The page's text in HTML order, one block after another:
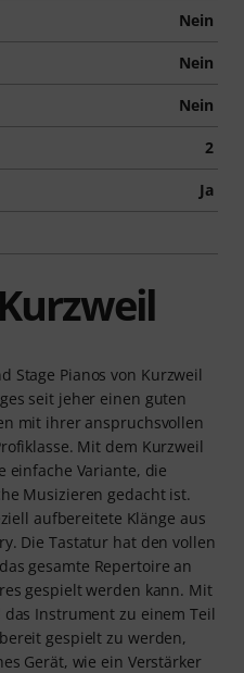
Nein
Nein
Nein
2
Ja
Stage Pianos von Kurzweil
seit jeher einen guten
mit ihrer anspruchsvollen
Mit dem Kurzweil
einfache Variante, die
Musizieren gedacht ist.
aufbereitete Klänge aus
Die Tastatur hat den vollen
gesamte Repertoire an
gespielt werden kann. Mit
Instrument zu einem Teil
gespielt zu werden,
Gerät, wie ein Verstärker